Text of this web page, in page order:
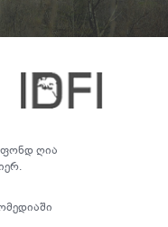
ფონდ ღია